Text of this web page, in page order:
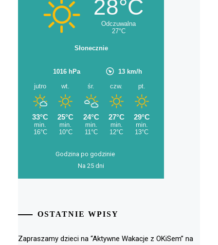
Godzina po godzinie
Na 25 dni
OSTATNIE WPISY
Zapraszamy dzieci na “Aktywne Wakacje z OKiSem” na